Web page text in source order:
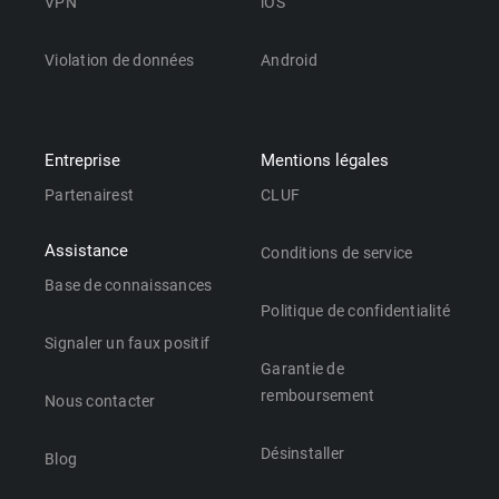
Violation de données Android
Entreprise
Partenairest
Assistance
Base de connaissances
Signaler un faux positif
Nous contacter
Blog
Mentions légales
CLUF
Conditions de service
Politique de confidentialité
Garantie de
remboursement
Désinstaller